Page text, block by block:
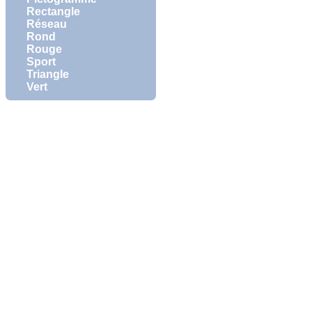
Rectangle
Réseau
Rond
Rouge
Sport
Triangle
Vert